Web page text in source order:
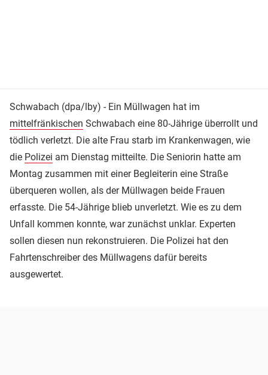
Schwabach (dpa/lby) - Ein Müllwagen hat im
mittelfränkischen Schwabach eine 80-Jährige überrollt und
tödlich verletzt. Die alte Frau starb im Krankenwagen, wie
die Polizei am Dienstag mitteilte. Die Seniorin hatte am
Montag zusammen mit einer Begleiterin eine Straße
überqueren wollen, als der Müllwagen beide Frauen
erfasste. Die 54-Jährige blieb unverletzt. Wie es zu dem
Unfall kommen konnte, war zunächst unklar. Experten
sollen diesen nun rekonstruieren. Die Polizei hat den
Fahrtenschreiber des Müllwagens dafür bereits
ausgewertet.